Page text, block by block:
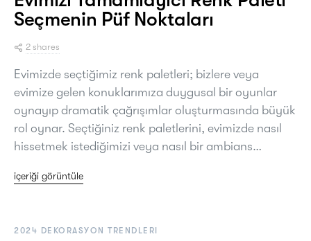
Seçmenin Püf Noktaları
2 shares
Evimizde seçtiğimiz renk paletleri; bizlere veya
evimize gelen konuklarımıza duygusal bir oyunlar
oynayıp dramatik çağrışımlar oluşturmasında büyük
rol oynar. Seçtiğiniz renk paletlerini, evimizde nasıl
hissetmek istediğimizi veya nasıl bir ambians…
içeriği görüntüle
2024 DEKORASYON TRENDLERI